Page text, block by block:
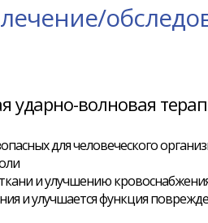
ударно-волновая
для человеческого
и улучшению
и улучшается функция